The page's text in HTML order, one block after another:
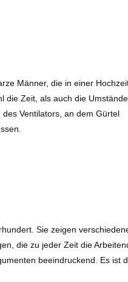
Männer, die in einer
die Zeit, als auch die Umstände
Ventilators, an dem Gürtel
Sie zeigen
die zu jeder Zeit die
beeindruckend. Es ist